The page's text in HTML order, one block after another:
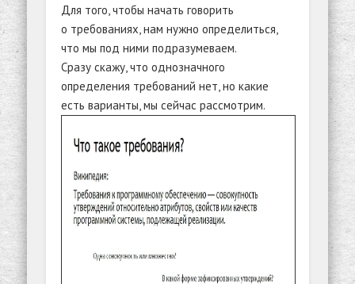
Для того, чтобы начать говорить
о требованиях, нам нужно определиться,
что мы под ними подразумеваем.
Сразу скажу, что однозначного
определения требований нет, но какие
есть варианты, мы сейчас рассмотрим.